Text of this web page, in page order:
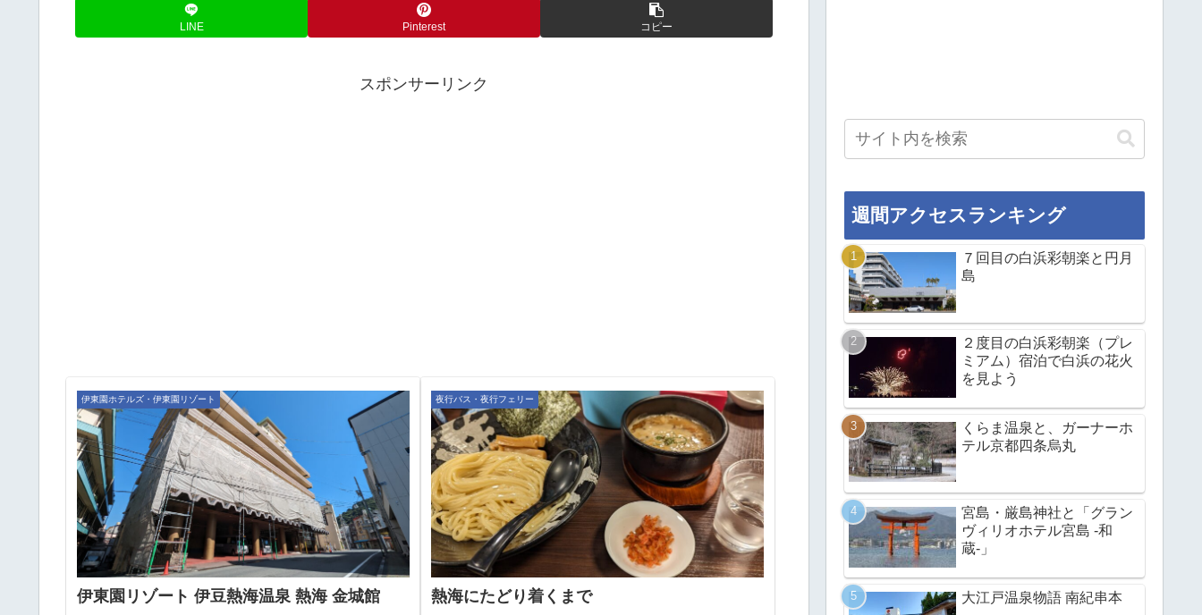
LINE Pinterest コピー
スポンサーリンク
伊東園ホテルズ・伊東園リゾート
伊東園リゾート 伊豆熱海温泉 熱海 金城館
夜行バス・夜行フェリー
熱海にたどり着くまで
週間アクセスランキング
７回目の白浜彩朝楽と円月
島
２度目の白浜彩朝楽（プレ
ミアム）宿泊で白浜の花火
を見よう
くらま温泉と、ガーナーホ
テル京都四条烏丸
宮島・厳島神社と「グラン
ヴィリオホテル宮島 -和
蔵-」
大江戸温泉物語 南紀串本